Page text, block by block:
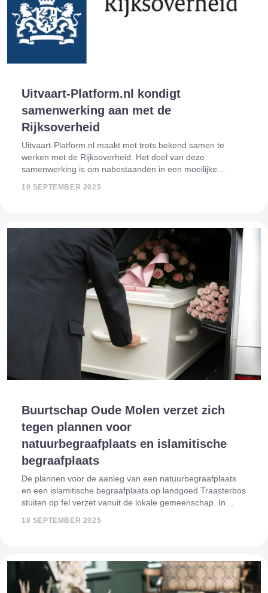
Uitvaart-Platform.nl kondigt
samenwerking aan met de
Rijksoverheid
Uitvaart-Platform.nl maakt met trots bekend samen te
werken met de Rijksoverheid. Het doel van deze
samenwerking is om nabestaanden in een moeilijke
10 SEPTEMBER 2025
Buurtschap Oude Molen verzet zich
tegen plannen voor
natuurbegraafplaats en islamitische
begraafplaats
De plannen voor de aanleg van een natuurbegraafplaats
en een islamitische begraafplaats op landgoed Traasterbos
stuiten op fel verzet vanuit de lokale gemeenschap. In
18 SEPTEMBER 2025